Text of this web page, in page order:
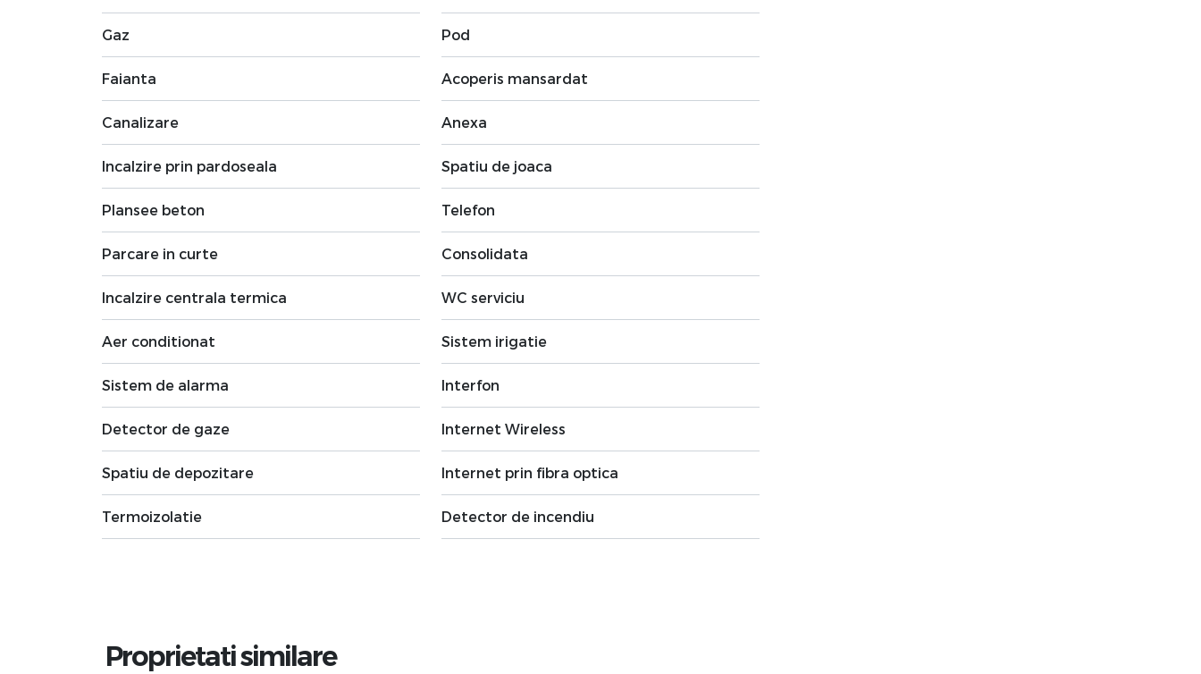
Gaz
Faianta
Canalizare
Incalzire prin pardoseala
Plansee beton
Parcare in curte
Incalzire centrala termica
Aer conditionat
Sistem de alarma
Detector de gaze
Spatiu de depozitare
Termoizolatie
Pod
Acoperis mansardat
Anexa
Spatiu de joaca
Telefon
Consolidata
WC serviciu
Sistem irigatie
Interfon
Internet Wireless
Internet prin fibra optica
Detector de incendiu
Proprietati similare